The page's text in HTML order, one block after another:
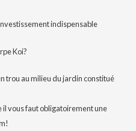
indispensable
Koi?
trou au milieu du jardin constitué
il vous faut obligatoirement une